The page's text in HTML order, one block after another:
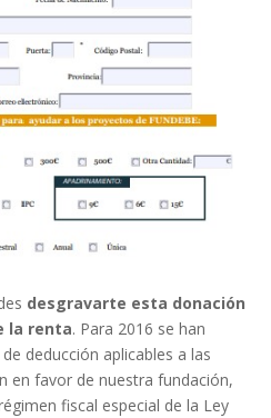
desgravarte esta donación
la renta. Para 2016 se han
deducción aplicables a las
en favor de nuestra fundación,
fiscal especial de la Ley